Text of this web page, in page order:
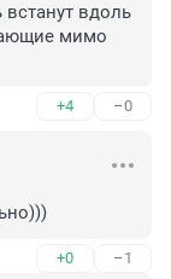
вдоль
мимо
+4 –0
+0 –1